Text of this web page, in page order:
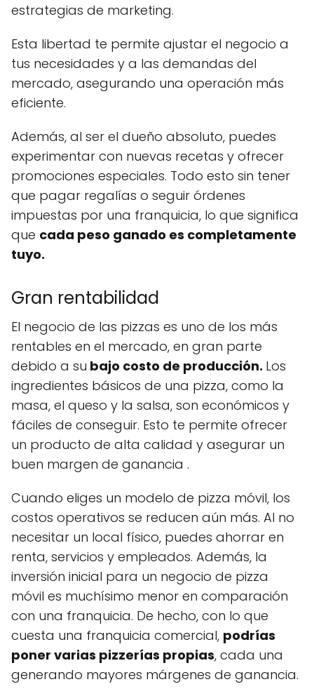
estrategias de marketing.
Esta libertad te permite ajustar el negocio a
tus necesidades y a las demandas del
mercado, asegurando una operación más
eficiente.
Además, al ser el dueño absoluto, puedes
experimentar con nuevas recetas y ofrecer
promociones especiales. Todo esto sin tener
que pagar regalías o seguir órdenes
impuestas por una franquicia, lo que significa
que cada peso ganado es completamente
tuyo.
Gran rentabilidad
El negocio de las pizzas es uno de los más
rentables en el mercado, en gran parte
debido a su bajo costo de producción. Los
ingredientes básicos de una pizza, como la
masa, el queso y la salsa, son económicos y
fáciles de conseguir. Esto te permite ofrecer
un producto de alta calidad y asegurar un
buen margen de ganancia .
Cuando eliges un modelo de pizza móvil, los
costos operativos se reducen aún más. Al no
necesitar un local físico, puedes ahorrar en
renta, servicios y empleados. Además, la
inversión inicial para un negocio de pizza
móvil es muchísimo menor en comparación
con una franquicia. De hecho, con lo que
cuesta una franquicia comercial, podrías
poner varias pizzerías propias, cada una
generando mayores márgenes de ganancia.